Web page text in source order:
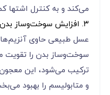
می‌کند و به کنترل اشتها
۳. افزایش سوخت‌وساز بدن برای چربی‌سوزی بهتر
عسل طبیعی حاوی
سوخت‌وساز بدن را تقویت
ترکیب می‌شود، این
و متابولیسم را بهبود